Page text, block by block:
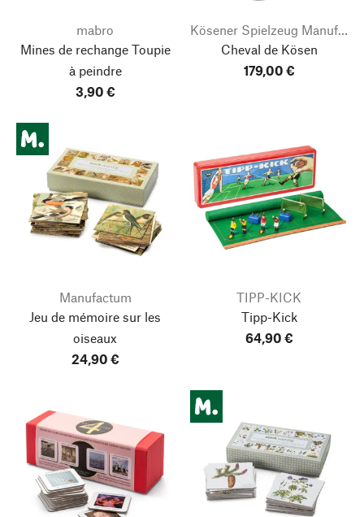
mabro
Mines de rechange Toupie
à peindre
3,90 €
Kösener Spielzeug Manufaktur
Cheval de Kösen
179,00 €
Manufactum
Jeu de mémoire sur les
oiseaux
24,90 €
TIPP-KICK
Tipp-Kick
64,90 €